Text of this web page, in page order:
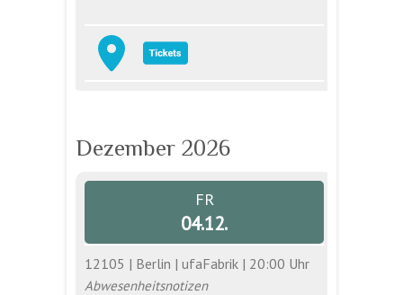
Dezember 2026
FR
04.12.
12105 | Berlin | ufaFabrik | 20:00 Uhr
Abwesenheitsnotizen